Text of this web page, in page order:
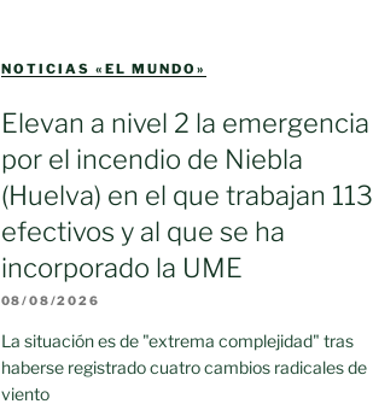
NOTICIAS «EL MUNDO»
Elevan a nivel 2 la emergencia
por el incendio de Niebla
(Huelva) en el que trabajan 113
efectivos y al que se ha
incorporado la UME
08/08/2026
La situación es de "extrema complejidad" tras
haberse registrado cuatro cambios radicales de
viento